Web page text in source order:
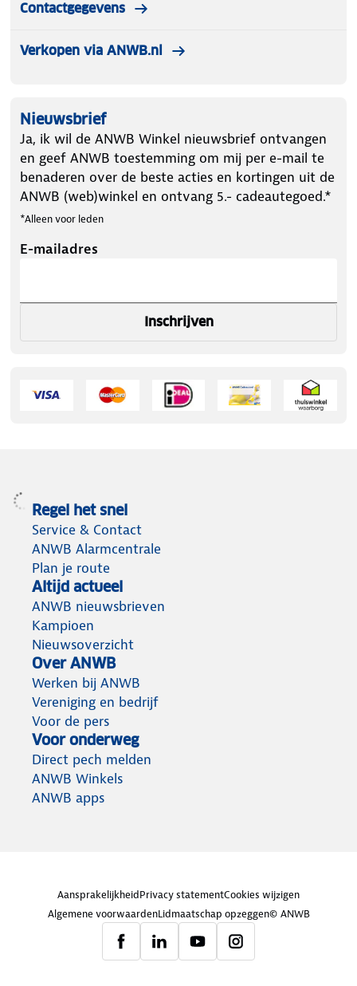
Contactgegevens
Verkopen via ANWB.nl
Nieuwsbrief
Ja, ik wil de ANWB Winkel nieuwsbrief ontvangen
en geef ANWB toestemming om mij per e-mail te
benaderen over de beste acties en kortingen uit de
ANWB (web)winkel en ontvang 5.- cadeautegoed.*
*Alleen voor leden
E-mailadres
Inschrijven
Regel het snel
Service & Contact
ANWB Alarmcentrale
Plan je route
Altijd actueel
ANWB nieuwsbrieven
Kampioen
Nieuwsoverzicht
Over ANWB
Werken bij ANWB
Vereniging en bedrijf
Voor de pers
Voor onderweg
Direct pech melden
ANWB Winkels
ANWB apps
AansprakelijkheidPrivacy statementCookies wijzigen
Algemene voorwaardenLidmaatschap opzeggen© ANWB